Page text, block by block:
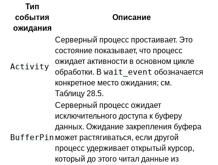
Тип
события
ожидания
Описание
Activity
Серверный процесс простаивает. Это
состояние показывает, что процесс
ожидает активности в основном цикле
обработки. В wait_event обозначается
конкретное место ожидания; см.
Таблицу 28.5.
BufferPin
Серверный процесс ожидает
исключительного доступа к буферу
данных. Ожидание закрепления буфера
может растягиваться, если другой
процесс удерживает открытый курсор,
который до этого читал данные из